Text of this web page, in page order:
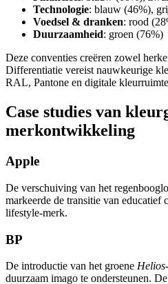
Technologie: blauw (46%),
Voedsel & dranken: rood
Duurzaamheid: groen (76%)
Deze conventies creëren zowel
Differentiatie vereist nauwkeurige
RAL, Pantone en digitale
Case studies van
merkontwikkeling
Apple
De verschuiving van het
markeerde de transitie van educatief
lifestyle-merk.
BP
De introductie van het groene Helios
duurzaam imago te ondersteunen.